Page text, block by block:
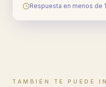
Respuesta en menos de
TAMBIÉN TE PUEDE